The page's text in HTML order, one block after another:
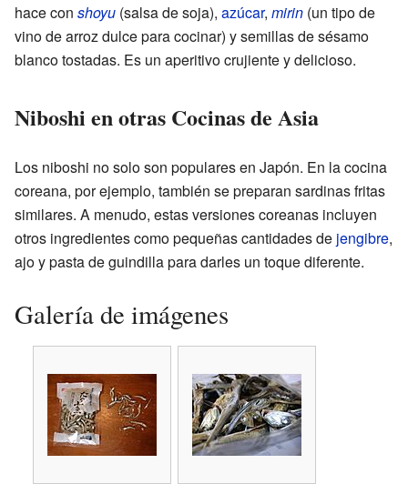
hace con shoyu (salsa de soja), azúcar, mirin (un tipo de
vino de arroz dulce para cocinar) y semillas de sésamo
blanco tostadas. Es un aperitivo crujiente y delicioso.
Niboshi en otras Cocinas de Asia
Los niboshi no solo son populares en Japón. En la cocina
coreana, por ejemplo, también se preparan sardinas fritas
similares. A menudo, estas versiones coreanas incluyen
otros ingredientes como pequeñas cantidades de jengibre,
ajo y pasta de guindilla para darles un toque diferente.
Galería de imágenes